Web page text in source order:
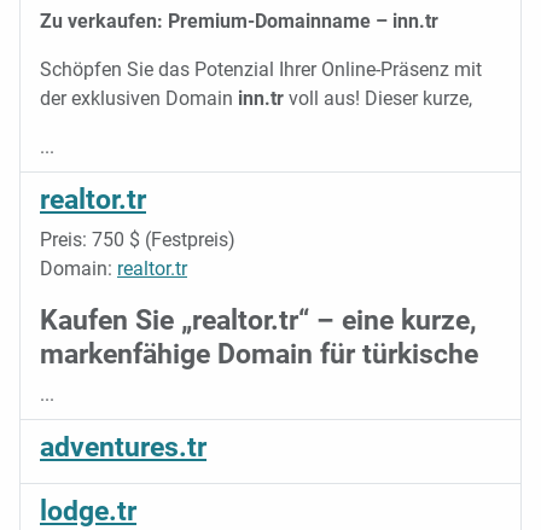
Zu verkaufen: Premium-Domainname – inn.tr
Schöpfen Sie das Potenzial Ihrer Online-Präsenz mit
der exklusiven Domain inn.tr voll aus! Dieser kurze,
...
realtor.tr
Preis: 750 $ (Festpreis)
Domain: realtor.tr
Kaufen Sie „realtor.tr“ – eine kurze,
markenfähige Domain für türkische
...
adventures.tr
lodge.tr